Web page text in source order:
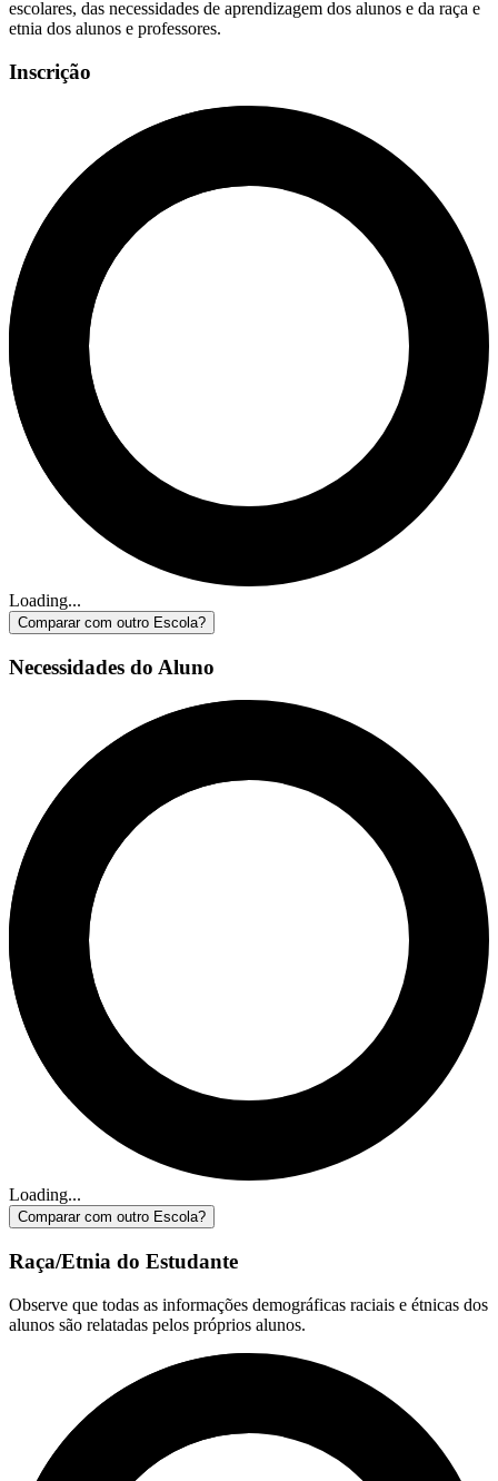
escolares, das necessidades de aprendizagem dos alunos e da raça e
etnia dos alunos e professores.
Inscrição
Loading...
Comparar com outro Escola?
Necessidades do Aluno
Loading...
Comparar com outro Escola?
Raça/Etnia do Estudante
Observe que todas as informações demográficas raciais e étnicas dos
alunos são relatadas pelos próprios alunos.